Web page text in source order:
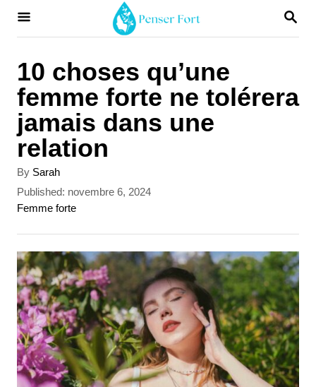
S
H
10 choses qu’une
femme forte ne tolérera
jamais dans une
relation
By A
u
t
o
r
Sarah
P
o
e
d
o
n
Published: novembre 6, 2024
C
e
g
o
r
i
e
s
Femme forte